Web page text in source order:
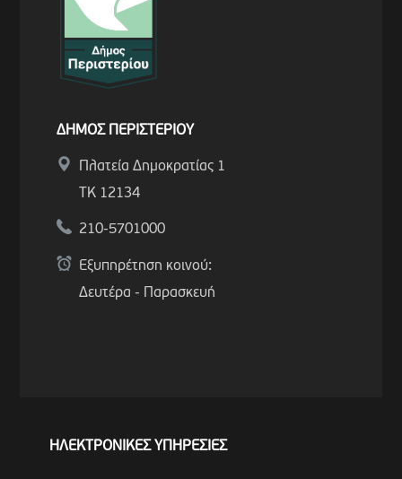
ΔΗΜΟΣ ΠΕΡΙΣΤΕΡΙΟΥ
Πλατεία Δημοκρατίας 1
ΤΚ 12134
210-5701000
Εξυπηρέτηση κοινού:
Δευτέρα - Παρασκευή
ΗΛΕΚΤΡΟΝΙΚΕΣ ΥΠΗΡΕΣΙΕΣ